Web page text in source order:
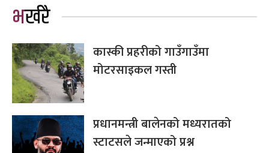
भर्खरै
कास्की प्रहरीको गाउँगाउँमा
मोटरसाइकल गस्ती
प्रधानमन्त्री बालेनको मध्यरातको
स्टाटसले जन्माएको प्रश्न